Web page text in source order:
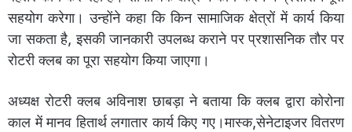
सहयोग करेगा। उन्होंने कहा कि किन सामाजिक क्षेत्रों में कार्य किया
जा सकता है, इसकी जानकारी उपलब्ध कराने पर प्रशासनिक तौर पर
रोटरी क्लब का पूरा सहयोग किया जाएगा।
अध्यक्ष रोटरी क्लब अविनाश छाबड़ा ने बताया कि क्लब द्वारा कोरोना
काल में मानव हितार्थ लगातार कार्य किए गए।मास्क,सेनेटाइजर वितरण